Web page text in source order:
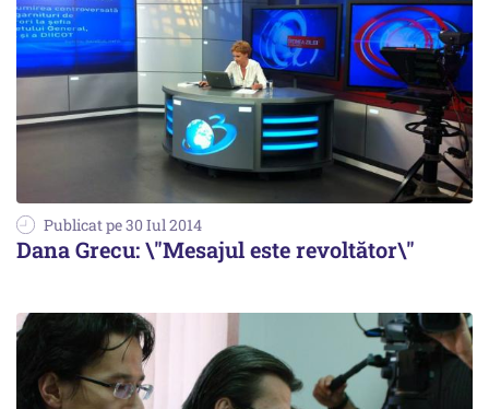
Publicat pe 30 Iul 2014
Dana Grecu: \"Mesajul este revoltător\"